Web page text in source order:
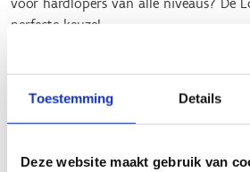
Toestemming Details
Deze website maakt gebruik van
perfecte keuze!
Start en Aankomst
: Begin en
'Hopwijk'.